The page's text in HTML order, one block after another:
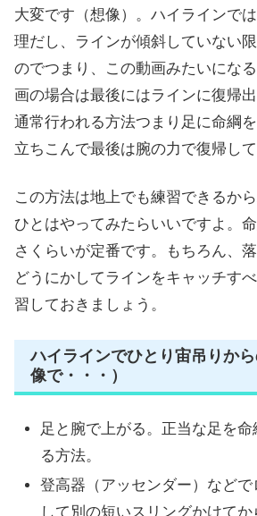
大変です（想像）。ハイラインで
理だし、ラインが傾斜していない
のでつまり、この動画みたいにな
画の場合は最後にはラインに復帰
通常行われる方法つまり足に命綱
立ちこんで最後は腕の力で復帰して
この方法は地上でも練習できるか
ひとはやってみたらいいですよ。
さくらいが定番です。もちろん、
どうにかしてラインをキャッチす
習しておきましょう。
ハイラインでひとり宙吊りか
像で・・・）
足と腕で上がる。正当な足を
る方法。
登高器（アッセンダー）など
して別の短いスリングかけて